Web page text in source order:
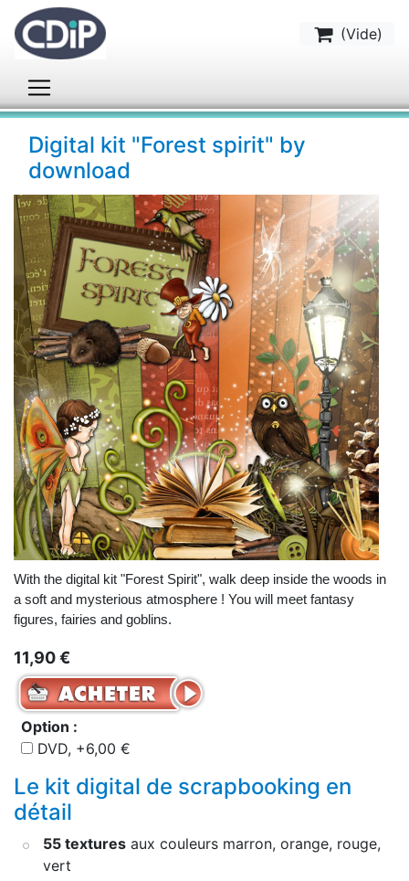
(Vide)
Digital kit "Forest spirit" by
download
With the digital kit "Forest Spirit", walk deep inside the woods in
a soft and mysterious atmosphere ! You will meet fantasy
figures, fairies and goblins.
11,90 €
Option :
DVD, +6,00 €
Le kit digital de scrapbooking en
détail
55 textures aux couleurs marron, orange, rouge,
vert